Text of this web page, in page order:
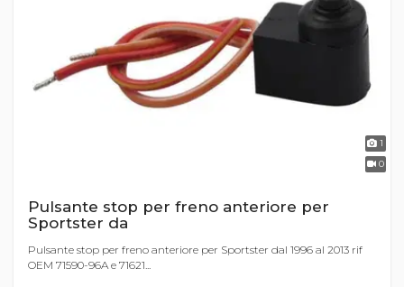
1
0
Pulsante stop per freno anteriore per
Sportster da
Pulsante stop per freno anteriore per Sportster dal 1996 al 2013 rif
OEM 71590-96A e 71621...